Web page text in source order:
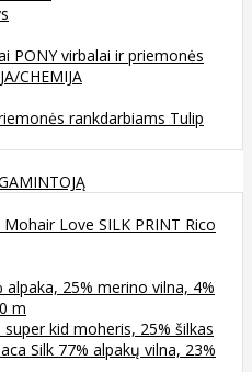
PONY virbalai ir priemonės
CHEMIJA
rankdarbiams Tulip
Love SILK PRINT Rico
alpaka, 25% merino vilna, 4%
m
super kid moheris, 25% šilkas
Silk 77% alpakų vilna, 23%